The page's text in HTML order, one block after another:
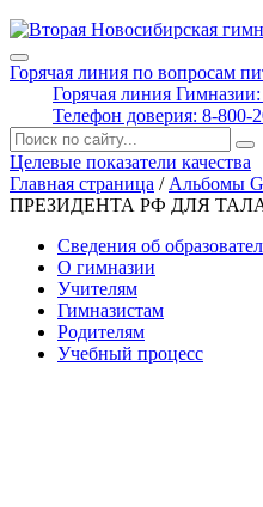
Горячая линия по вопросам
Горячая линия
Телефон доверия: 8-800-
Поиск:
Целевые показатели качества
Главная страница / Альбомы
ПРЕЗИДЕНТА РФ ДЛЯ
Сведения об
О гимназии
Учителям
Гимназистам
Родителям
Учебный процесс